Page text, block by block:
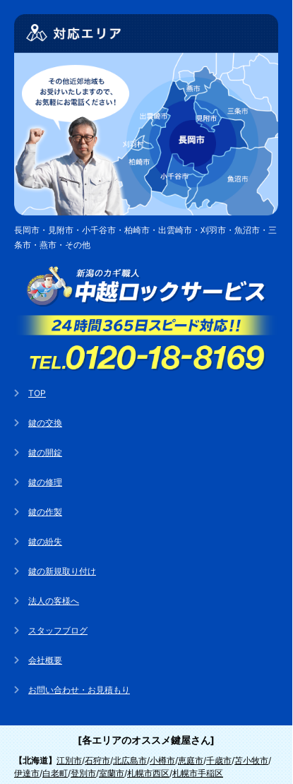
長岡市・見附市・小千谷市・柏崎市・出雲崎市・刈羽市・魚沼市・三
条市・燕市・その他
TOP
鍵の交換
鍵の開錠
鍵の修理
鍵の作製
鍵の紛失
鍵の新規取り付け
法人の客様へ
スタッフブログ
会社概要
お問い合わせ・お見積もり
[各エリアのオススメ鍵屋さん]
【北海道】 江別市/石狩市/北広島市/小樽市/恵庭市/千歳市/苫小牧市/
伊達市/白老町/登別市/室蘭市/札幌市西区/札幌市手稲区